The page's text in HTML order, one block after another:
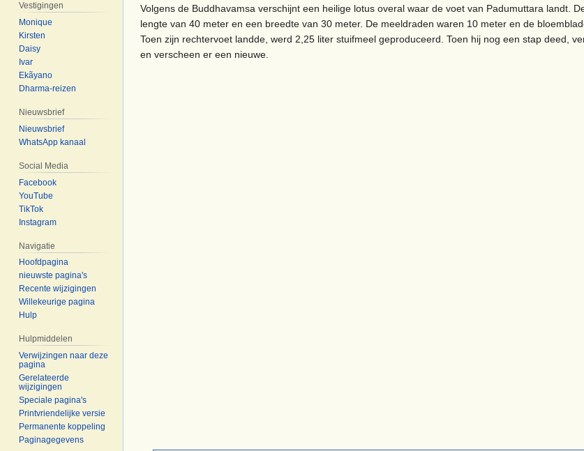
Volgens de Buddhavamsa verschijnt een heilige lotus overal waar de voet van Padumuttara landt.
lengte van 40 meter en een breedte van 30 meter. De meeldraden waren 10 meter en de
Toen zijn rechtervoet landde, werd 2,25 liter stuifmeel geproduceerd. Toen hij nog een stap deed,
en verscheen er een nieuwe.
Vestigingen
Monique
Kirsten
Daisy
Ivar
Ekãyano
Dharma-reizen
Nieuwsbrief
Nieuwsbrief
WhatsApp kanaal
Social Media
Facebook
YouTube
TikTok
Instagram
Navigatie
Hoofdpagina
nieuwste pagina's
Recente wijzigingen
Willekeurige pagina
Hulp
Hulpmiddelen
Verwijzingen naar deze
pagina
Gerelateerde
wijzigingen
Speciale pagina's
Printvriendelijke versie
Permanente koppeling
Paginagegevens